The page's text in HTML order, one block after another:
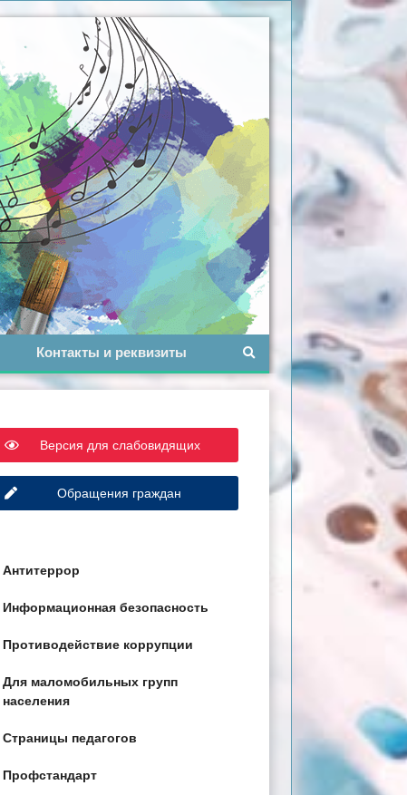
Контакты и реквизиты
Версия для слабовидящих
Обращения граждан
Антитеррор
Информационная безопасность
Противодействие коррупции
Для маломобильных групп
населения
Страницы педагогов
Профстандарт